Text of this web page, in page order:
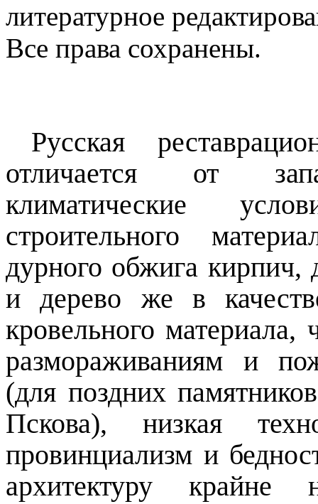
литературное
Все права сохранены.
Русская
отличается от
климатические
строительного
дурного обжига кирпич,
и дерево же в
кровельного
размораживаниям и
(для поздних
Пскова), низкая
провинциализм и
архитектуру крайне